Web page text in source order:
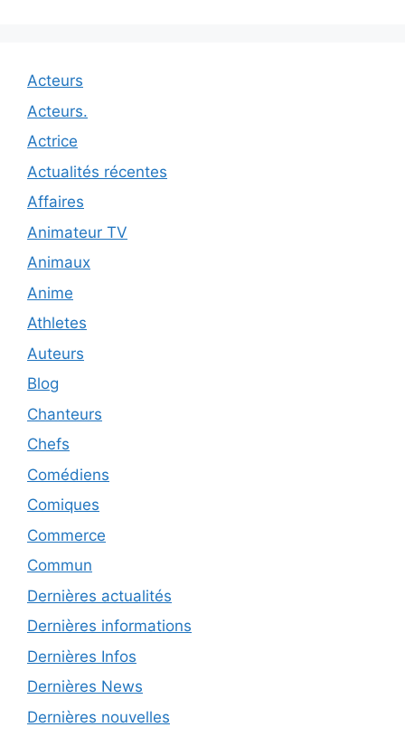
Acteurs
Acteurs.
Actrice
Actualités récentes
Affaires
Animateur TV
Animaux
Anime
Athletes
Auteurs
Blog
Chanteurs
Chefs
Comédiens
Comiques
Commerce
Commun
Dernières actualités
Dernières informations
Dernières Infos
Dernières News
Dernières nouvelles